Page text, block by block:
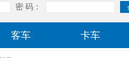
客车 卡车